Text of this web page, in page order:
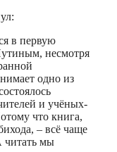
в первую
несмотря
одно из
и учёных-
что книга,
– всё чаще
читать мы